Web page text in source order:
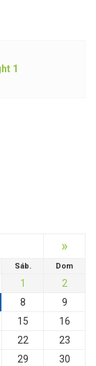
»
Sáb. Dom
1
2
8
9
15
16
22
23
29
30